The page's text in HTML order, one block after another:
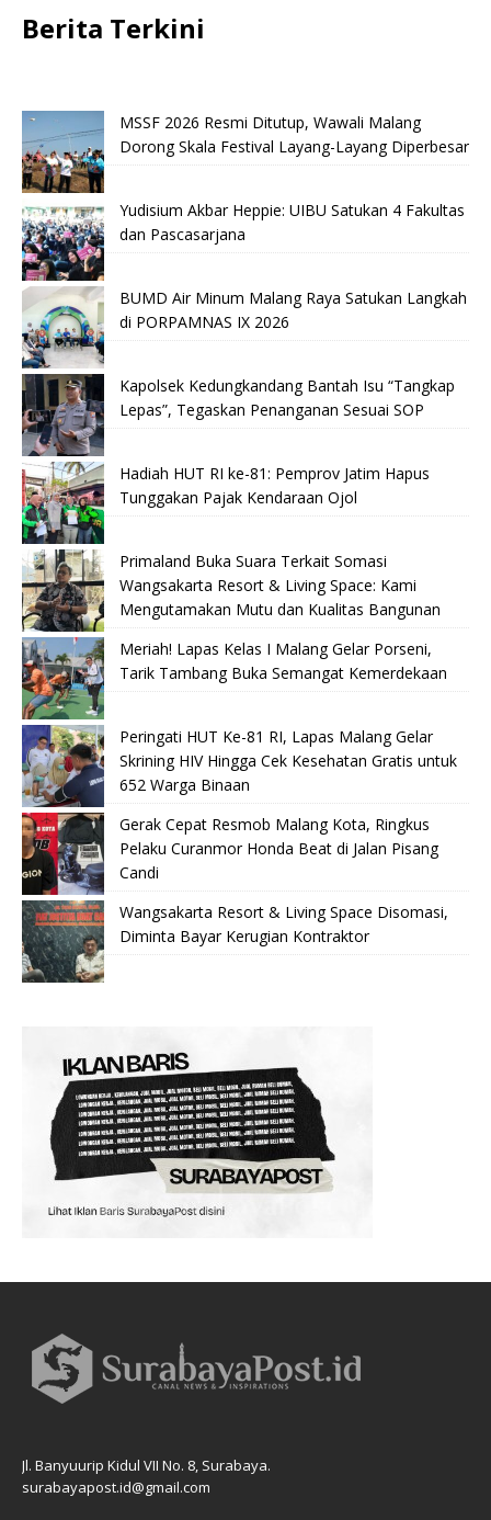
Berita Terkini
MSSF 2026 Resmi Ditutup, Wawali Malang
Dorong Skala Festival Layang-Layang Diperbesar
Yudisium Akbar Heppie: UIBU Satukan 4 Fakultas
dan Pascasarjana
BUMD Air Minum Malang Raya Satukan Langkah
di PORPAMNAS IX 2026
Kapolsek Kedungkandang Bantah Isu “Tangkap
Lepas”, Tegaskan Penanganan Sesuai SOP
Hadiah HUT RI ke-81: Pemprov Jatim Hapus
Tunggakan Pajak Kendaraan Ojol
Primaland Buka Suara Terkait Somasi
Wangsakarta Resort & Living Space: Kami
Mengutamakan Mutu dan Kualitas Bangunan
Meriah! Lapas Kelas I Malang Gelar Porseni,
Tarik Tambang Buka Semangat Kemerdekaan
Peringati HUT Ke-81 RI, Lapas Malang Gelar
Skrining HIV Hingga Cek Kesehatan Gratis untuk
652 Warga Binaan
Gerak Cepat Resmob Malang Kota, Ringkus
Pelaku Curanmor Honda Beat di Jalan Pisang
Candi
Wangsakarta Resort & Living Space Disomasi,
Diminta Bayar Kerugian Kontraktor
Jl. Banyuurip Kidul VII No. 8, Surabaya.
surabayapost.id@gmail.com